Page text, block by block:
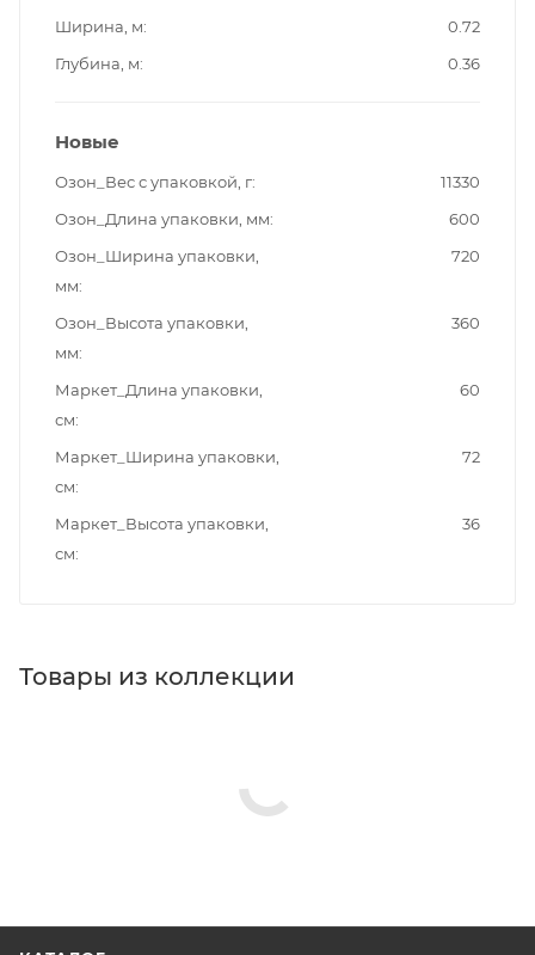
Ширина, м
0.72
Глубина, м
0.36
Новые
Озон_Вес с упаковкой, г
11330
Озон_Длина упаковки, мм
600
Озон_Ширина упаковки,
мм
720
Озон_Высота упаковки,
мм
360
Маркет_Длина упаковки,
см
60
Маркет_Ширина упаковки,
см
72
Маркет_Высота упаковки,
см
36
Товары из коллекции